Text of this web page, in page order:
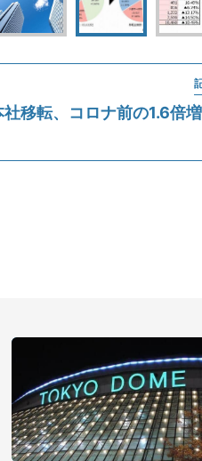
社移転、コロナ前の1.6倍